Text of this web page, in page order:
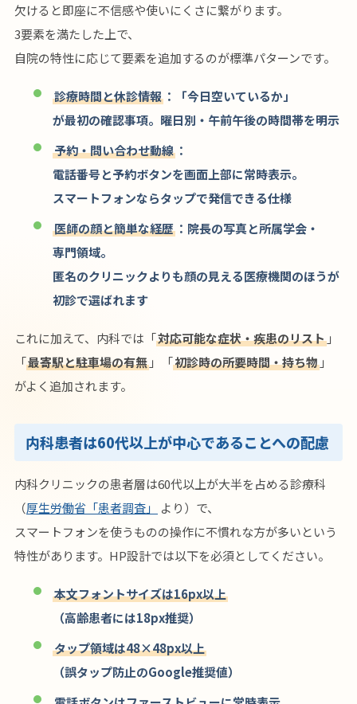
欠けると即座に不信感や使いにくさに繋がります。
3要素を満たした上で、
自院の特性に応じて要素を追加するのが標準パターンです。
診療時間と休診情報 ：「今日空いているか」
が最初の確認事項。曜日別・午前午後の時間帯を明示
予約・問い合わせ動線 ：
電話番号と予約ボタンを画面上部に常時表示。
スマートフォンならタップで発信できる仕様
医師の顔と簡単な経歴 ：院長の写真と所属学会・
専門領域。
匿名のクリニックよりも顔の見える医療機関のほうが
初診で選ばれます
これに加えて、内科では「対応可能な症状・疾患のリスト 」
「最寄駅と駐車場の有無 」「初診時の所要時間・持ち物 」
がよく追加されます。
内科患者は60代以上が中心であることへの配慮
内科クリニックの患者層は60代以上が大半を占める診療科
（厚生労働省「患者調査」
より）で、
スマートフォンを使うものの操作に不慣れな方が多いという
特性があります。HP設計では以下を必須としてください。
本文フォントサイズは16px以上
（高齢患者には18px推奨）
タップ領域は48×48px以上
（誤タップ防止のGoogle推奨値）